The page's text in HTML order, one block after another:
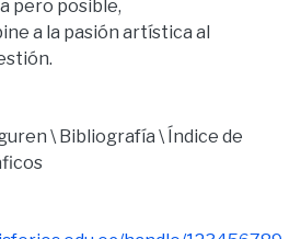
pero posible,
a la pasión artística al
\ Bibliografía \ Índice de